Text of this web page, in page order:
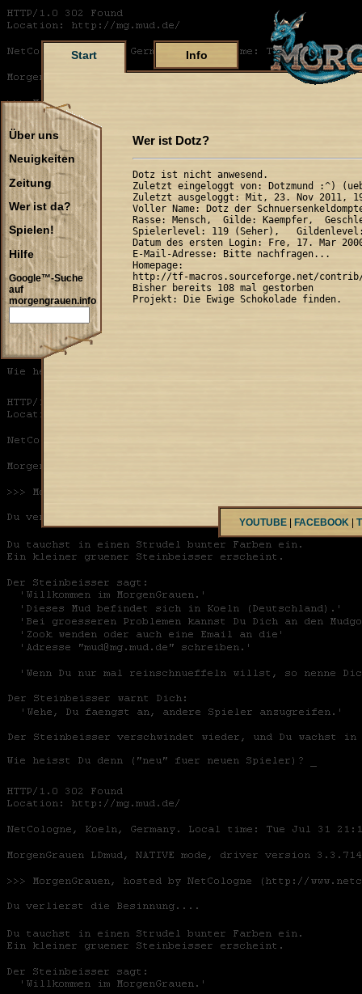
Start Info
Über uns
Neuigkeiten
Zeitung
Wer ist da?
Spielen!
Hilfe
Google™-Suche
auf
morgengrauen.info
Wer ist Dotz?
Dotz ist nicht anwesend.
Zuletzt eingeloggt von: Dotzmund :^)
Zuletzt ausgeloggt: Mit, 23. Nov 2011,
Voller Name: Dotz der
Rasse: Mensch,  Gilde: Kaempfer,
Spielerlevel: 119 (Seher),
Datum des ersten Login: Fre, 17. Mar
E-Mail-Adresse: Bitte nachfragen...
Homepage:
http://tf-macros.sourceforge.net/contrib/
Bisher bereits 108 mal gestorben
YOUTUBE FACEBOOK